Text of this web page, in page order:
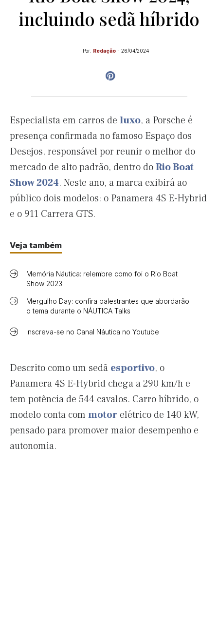
incluindo sedã híbrido
Por: Redação - 26/04/2024
Especialista em carros de luxo, a Porsche é
presença confirmada no famoso Espaço dos
Desejos, responsável por reunir o melhor do
mercado de alto padrão, dentro doRio Boat
Show 2024. Neste ano, a marca exibirá ao
público dois modelos: o Panamera 4S E-Hybrid
e o 911 Carrera GTS.
Veja também
Memória Náutica: relembre como foi o Rio Boat
Show 2023
Mergulho Day: confira palestrantes que abordarão
o tema durante o NÁUTICA Talks
Inscreva-se no Canal Náutica no Youtube
Descrito como um sedã esportivo, o
Panamera 4S E-Hybrid chega a 290 km/h e
tem potência de 544 cavalos. Carro híbrido, o
modelo conta com motor elétrico de 140 kW,
pensado para promover maior desempenho e
autonomia.